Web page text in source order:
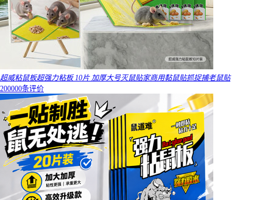
超威粘鼠板超强力粘板 10片 加厚大号灭鼠贴家商用黏鼠贴抓捉捕老鼠贴
200000条评价